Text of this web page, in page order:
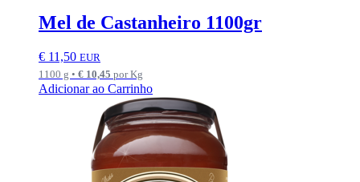
Mel de Castanheiro 1100gr
€ 11,50 EUR
1100 g • € 10,45 por Kg
Adicionar ao Carrinho